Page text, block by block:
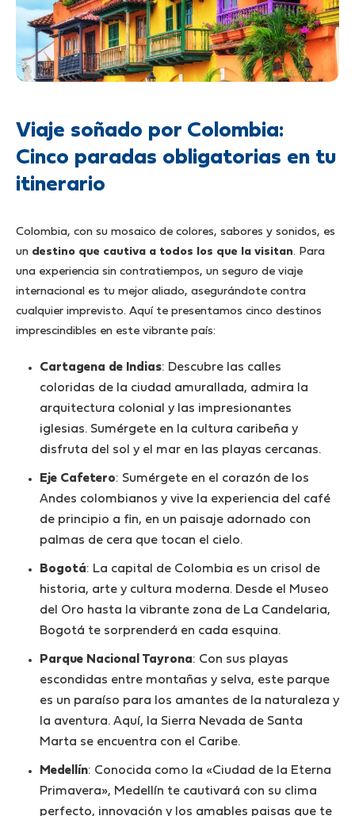
Viaje soñado por Colombia:
Cinco paradas obligatorias en tu
itinerario
Colombia, con su mosaico de colores, sabores y sonidos, es
un destino que cautiva a todos los que la visitan. Para
una experiencia sin contratiempos, un seguro de viaje
internacional es tu mejor aliado, asegurándote contra
cualquier imprevisto. Aquí te presentamos cinco destinos
imprescindibles en este vibrante país:
Cartagena de Indias: Descubre las calles
coloridas de la ciudad amurallada, admira la
arquitectura colonial y las impresionantes
iglesias. Sumérgete en la cultura caribeña y
disfruta del sol y el mar en las playas cercanas.
Eje Cafetero: Sumérgete en el corazón de los
Andes colombianos y vive la experiencia del café
de principio a fin, en un paisaje adornado con
palmas de cera que tocan el cielo.
Bogotá: La capital de Colombia es un crisol de
historia, arte y cultura moderna. Desde el Museo
del Oro hasta la vibrante zona de La Candelaria,
Bogotá te sorprenderá en cada esquina.
Parque Nacional Tayrona: Con sus playas
escondidas entre montañas y selva, este parque
es un paraíso para los amantes de la naturaleza y
la aventura. Aquí, la Sierra Nevada de Santa
Marta se encuentra con el Caribe.
Medellín: Conocida como la «Ciudad de la Eterna
Primavera», Medellín te cautivará con su clima
perfecto, innovación y los amables paisas que te